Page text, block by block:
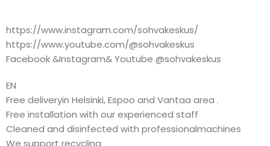
https://www.instagram.com/sohvakeskus/
https://www.youtube.com/@sohvakeskus
Facebook &Instagram& Youtube @sohvakeskus
EN
Free deliveryin Helsinki, Espoo and Vantaa area .
Free installation with our experienced staff
Cleaned and disinfected with professionalmachines
We support recycling